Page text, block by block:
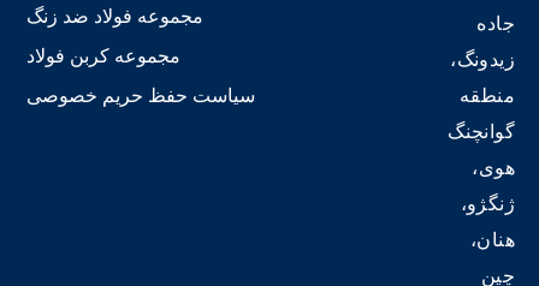
جاده
زیدونگ،
منطقه
گوانچنگ
هوی،
ژنگژو،
هنان،
چین
مجموعه فولاد ضد زنگ
مجموعه کربن فولاد
سیاست حفظ حریم خصوصی